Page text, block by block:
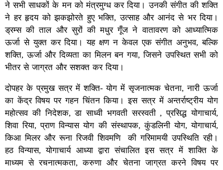
ने सभी साधकों के मन को मंत्रमुग्ध कर दिया। उनकी संगीत की शक्ति
ने हर हृदय को झकझोरते हुए भक्ति, उत्साह और आनंद से भर दिया।
ड्रम्स की ताल और सुरों की मधुर गूँज ने वातावरण को आध्यात्मिक
ऊर्जा से युक्त कर दिया। यह क्षण न केवल एक संगीत अनुभव, बल्कि
शक्ति, ऊर्जा और दिव्यता का मिलन बन गया, जिसने उपस्थित सभी को
भीतर से जाग्रत और सशक्त कर दिया।
दोपहर के प्रमुख सत्र में शक्ति- योग में सृजनात्मक चेतना, नारी ऊर्जा
का केंद्र विषय पर गहन चिंतन किया। इस सत्र में अन्तर्राष्ट्रीय योग
महोत्सव की निदेशक, डा साध्वी भगवती सरस्वती , प्रसिद्ध योगाचार्य,
शिवा रिया, प्राण विन्यास योग की संस्थापक, कुंडलिनी योग, योगाचार्य,
किआ मिलर और रूना रिजवी शिवमणि की गरिमामयी उपस्थिति रही।
हठ विन्यास, योगाचार्य आध्या द्वारा संचालित इस सत्र में शाक्ति के
माध्यम से रचनात्मकता, करुणा और चेतना जाग्रत करने विषय पर